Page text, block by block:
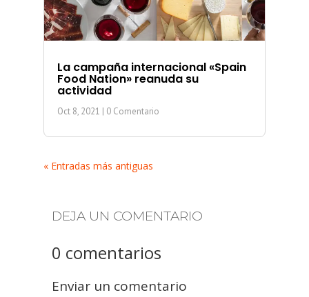
La campaña internacional «Spain
Food Nation» reanuda su
actividad
Oct 8, 2021 | 0 Comentario
« Entradas más antiguas
DEJA UN COMENTARIO
0 comentarios
Enviar un comentario